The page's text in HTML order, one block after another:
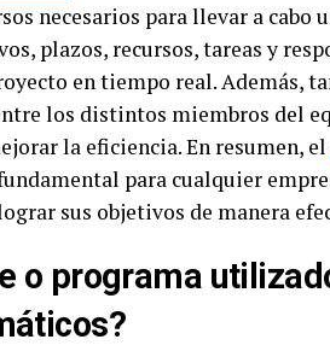
necesarios para llevar a cabo
plazos, recursos, tareas y
en tiempo real. Además,
los distintos miembros del
la eficiencia. En resumen, el
para cualquier
sus objetivos de manera
o programa